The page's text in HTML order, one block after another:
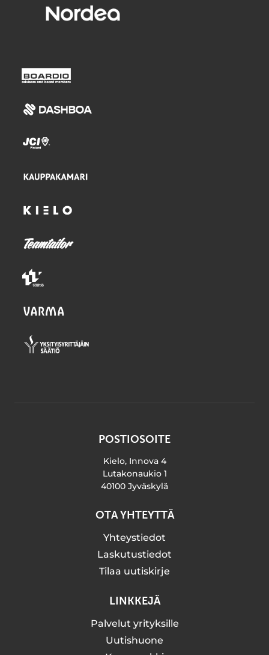
POSTIOSOITE
Kielo, Innova 4
Lutakonaukio 1
40100 Jyväskylä
OTA YHTEYTTÄ
Yhteystiedot
Laskutustiedot
Tilaa uutiskirje
LINKKEJÄ
Palvelut yrityksille
Uutishuone